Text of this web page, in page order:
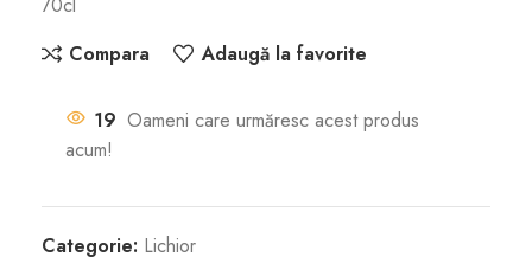
Compara
Adaugă la favorite
19 Oameni care urmăresc acest produs
acum!
Categorie: Lichior